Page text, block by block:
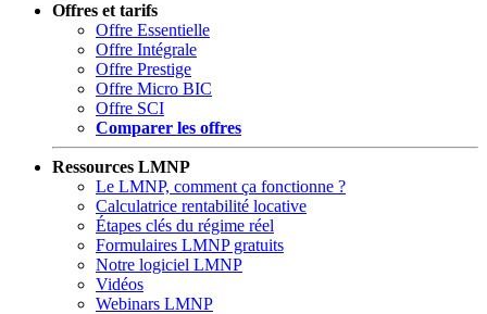
Offres et tarifs
Offre Essentielle
Offre Intégrale
Offre Prestige
Offre Micro BIC
Offre SCI
Comparer les offres
Ressources LMNP
Le LMNP, comment ça fonctionne ?
Calculatrice rentabilité locative
Étapes clés du régime réel
Formulaires LMNP gratuits
Notre logiciel LMNP
Vidéos
Webinars LMNP